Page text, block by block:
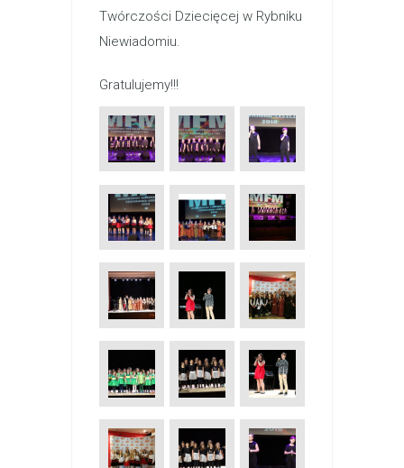
Twórczości Dziecięcej w Rybniku
Niewiadomiu.
Gratulujemy!!!